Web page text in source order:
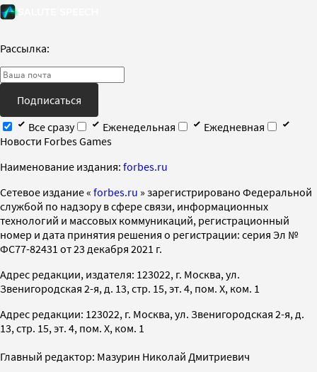
Рассылка:
Подписаться
Все сразу
Еженедельная
Ежедневная
Новости Forbes Games
Наименование издания: forbes.ru
Cетевое издание « forbes.ru » зарегистрировано Федеральной
службой по надзору в сфере связи, информационных
технологий и массовых коммуникаций, регистрационный
номер и дата принятия решения о регистрации: серия Эл №
ФС77-82431 от 23 декабря 2021 г.
Адрес редакции, издателя: 123022, г. Москва, ул.
Звенигородская 2-я, д. 13, стр. 15, эт. 4, пом. X, ком. 1
Адрес редакции: 123022, г. Москва, ул. Звенигородская 2-я, д.
13, стр. 15, эт. 4, пом. X, ком. 1
Главный редактор: Мазурин Николай Дмитриевич